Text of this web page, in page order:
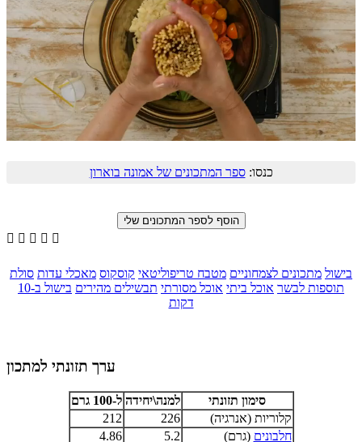
כנסו:ספר המתכונים של אמונה בוארון
    
בישול מתכונים לצמחוניים מטבח טריפוליטאי קוסקוס מאכלי עדות סולת
תוספות לבשר אוכל ביתי אוכל מסורתי תבשילים מהירים
בישול ב-10
דקות
ערך תזונתי למתכון
סימון תזונתי למנה\יחידה ל-100 גרם
קלוריות (אנרגיה)
226
212
חלבונים (גרם) 5.2
4.86